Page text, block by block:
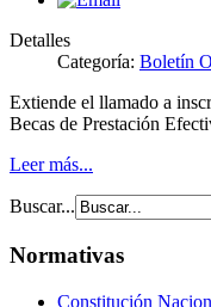
Detalles
Categoría: Boletín
Extiende el llamado a
Becas de Prestación
Leer más...
Buscar...
Normativas
Constitución